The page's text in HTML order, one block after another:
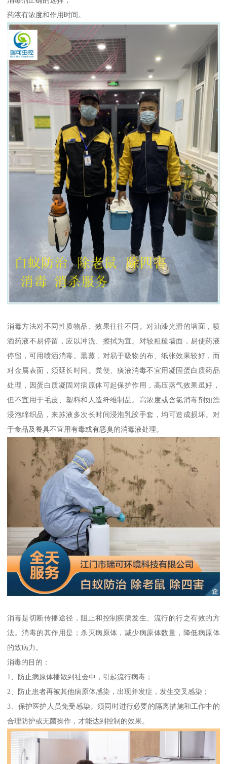
药液有浓度和作用时间。
消毒方法对不同性质物品、效果往往不同。对油漆光滑的墙面，喷
洒药液不易停留，应以冲洗、擦拭为宜。对较粗糙墙面，易使药液
停留，可用喷洒消毒。熏蒸，对易于吸物的布、纸张效果较好，而
对金属表面，须延长时间。粪便、痰液消毒不宜用凝固蛋白质药品
处理，因蛋白质凝固对病原体可起保护作用，高压蒸气效果虽好，
但不宜用于毛皮、塑料和人造纤维制品。高浓度或含氯消毒剂如漂
浸泡绵织品，来苏液多次长时间浸泡乳胶手套，均可造成损坏。对
于食品及餐具不宜用有毒或有恶臭的消毒液处理。
消毒是切断传播途径，阻止和控制疾病发生、流行的行之有效的方
法。消毒的其作用是；杀灭病原体，减少病原体数量，降低病原体
的致病力。
消毒的目的：
1、防止病原体播散到社会中，引起流行病毒；
2、防止患者再被其他病原体感染，出现并发症，发生交叉感染；
3、保护医护人员免受感染。须同时进行必要的隔离措施和工作中的
合理防护或无菌操作，才能达到控制的效果。